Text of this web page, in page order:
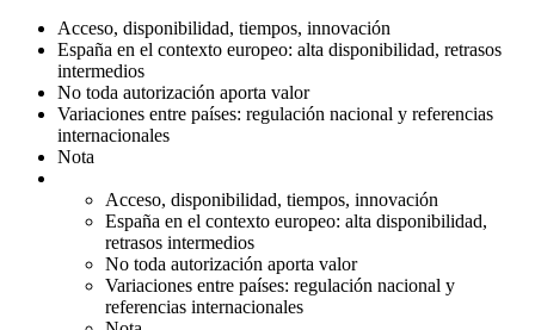
Acceso, disponibilidad, tiempos, innovación
España en el contexto europeo: alta disponibilidad, retrasos
intermedios
No toda autorización aporta valor
Variaciones entre países: regulación nacional y referencias
internacionales
Nota
Acceso, disponibilidad, tiempos, innovación
España en el contexto europeo: alta disponibilidad,
retrasos intermedios
No toda autorización aporta valor
Variaciones entre países: regulación nacional y
referencias internacionales